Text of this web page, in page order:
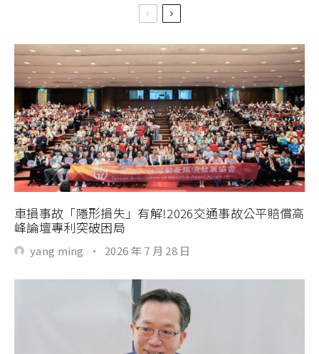
車損事故「隱形損失」有解!2026交通事故公平賠償高
峰論壇專利突破困局
yang ming · 2026 年 7 月 28 日